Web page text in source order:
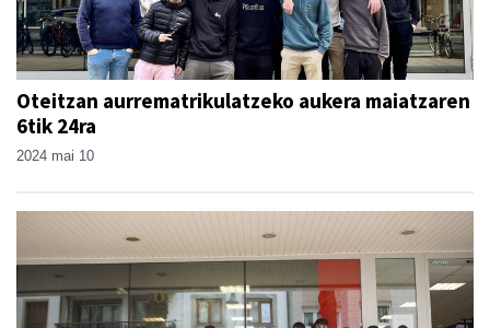
Oteitzan aurrematrikulatzeko aukera maiatzaren
6tik 24ra
2024 mai 10